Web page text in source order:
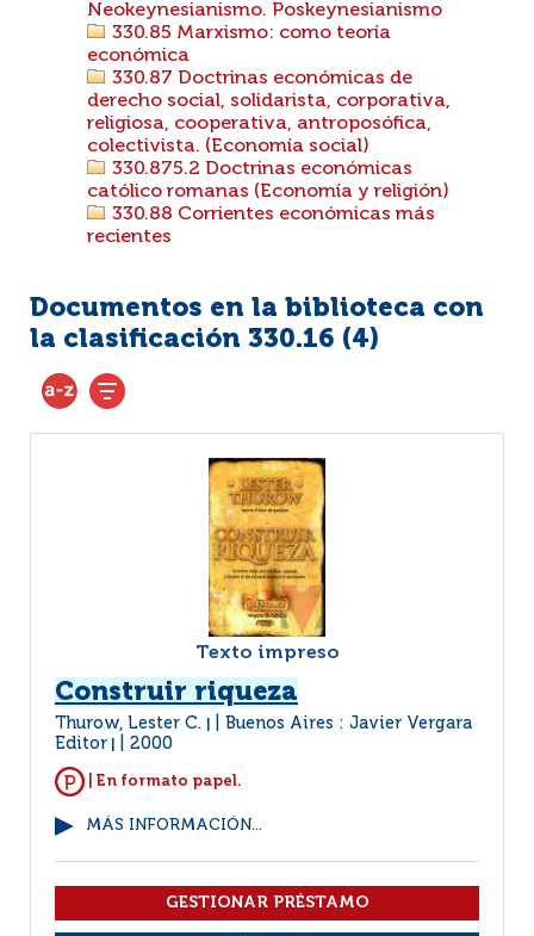
Neokeynesianismo. Poskeynesianismo
330.85 Marxismo: como teoría
económica
330.87 Doctrinas económicas de
derecho social, solidarista, corporativa,
religiosa, cooperativa, antroposófica,
colectivista. (Economía social)
330.875.2 Doctrinas económicas
católico romanas (Economía y religión)
330.88 Corrientes económicas más
recientes
Documentos en la biblioteca con
la clasificación 330.16 (4)
Texto impreso
Construir riqueza
Thurow, Lester C.
Buenos Aires : Javier Vergara
Editor
2000
| En formato papel.
MÁS INFORMACIÓN...